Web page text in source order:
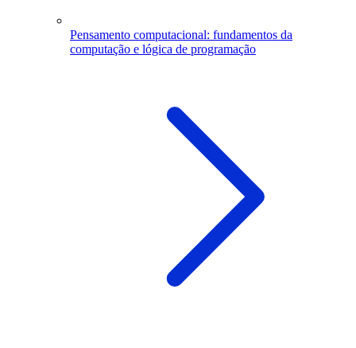
Pensamento computacional: fundamentos da
computação e lógica de programação